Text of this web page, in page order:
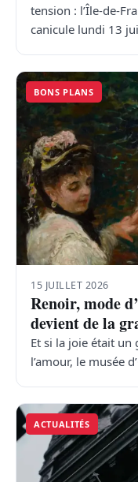
tension : l’Île-de-
canicule lundi 13
BONS PLANS
15 JUILLET 2026
Renoir, mode
devient de la
Et si la joie était un
l’amour, le musée
ACTUALITÉS